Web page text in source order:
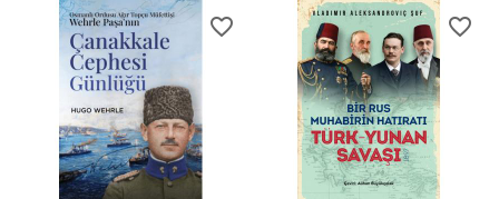
favorite_border favorite_border